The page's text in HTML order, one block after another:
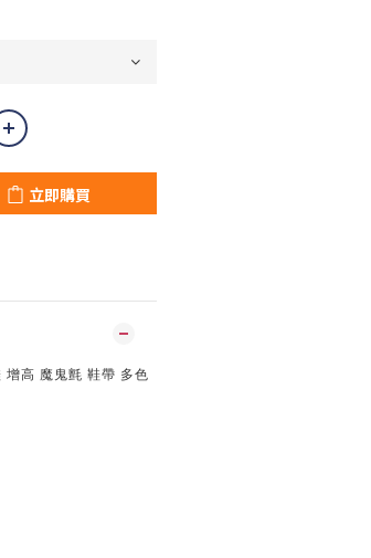
立即購買
高 魔鬼氈 鞋帶 多色